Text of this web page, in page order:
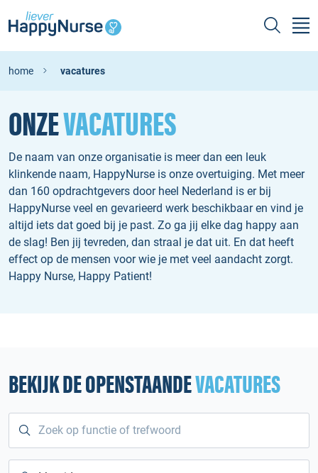
home vacatures
ONZEVACATURES
De naam van onze organisatie is meer dan een leuk
klinkende naam, HappyNurse is onze overtuiging. Met meer
dan 160 opdrachtgevers door heel Nederland is er bij
HappyNurse veel en gevarieerd werk beschikbaar en vind je
altijd iets dat goed bij je past. Zo ga jij elke dag happy aan
de slag! Ben jij tevreden, dan straal je dat uit. En dat heeft
effect op de mensen voor wie je met veel aandacht zorgt.
Happy Nurse, Happy Patient!
BEKIJK DE OPENSTAANDEVACATURES